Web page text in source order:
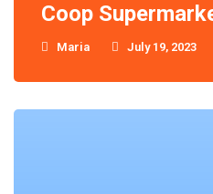
Coop
Maria July 19, 2023